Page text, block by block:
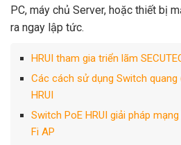
PC, máy chủ Server, hoặc thiết bị
ra ngay lập tức.
HRUI tham gia triển lãm
Các cách sử dụng Switch quang
HRUI
Switch PoE HRUI giải pháp
Fi AP